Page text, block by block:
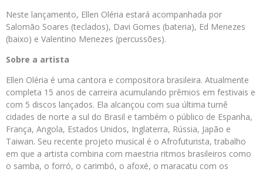
Neste lançamento, Ellen Oléria estará acompanhada por
Salomão Soares (teclados), Davi Gomes (bateria), Ed Menezes
(baixo) e Valentino Menezes (percussões).
Sobre a artista
Ellen Oléria é uma cantora e compositora brasileira. Atualmente
completa 15 anos de carreira acumulando prêmios em festivais e
com 5 discos lançados. Ela alcançou com sua última turnê
cidades de norte a sul do Brasil e também o público de Espanha,
França, Angola, Estados Unidos, Inglaterra, Rússia, Japão e
Taiwan. Seu recente projeto musical é o Afrofuturista, trabalho
em que a artista combina com maestria ritmos brasileiros como
o samba, o forró, o carimbó, o afoxé, o maracatu com os